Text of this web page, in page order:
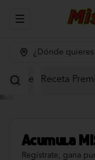
Abrir menu de
¿Dónde
Base Receta
Acumula
Regístrate, gana